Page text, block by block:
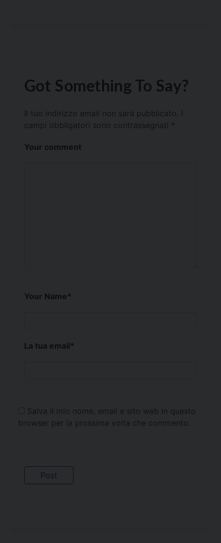
Got Something To Say?
Il tuo indirizzo email non sarà pubblicato.
campi obbligatori sono contrassegnati *
Your comment
Your Name*
La tua email*
Salva il mio nome, email e sito web in questo
browser per la prossima volta che commento.